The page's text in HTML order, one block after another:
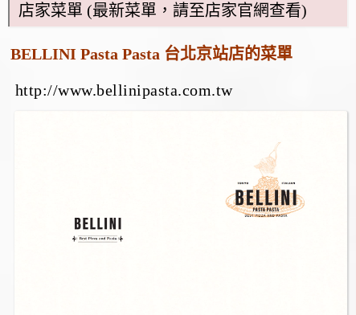
店家菜單 (最新菜單，請至店家官網查看)
BELLINI Pasta Pasta 台北京站店的菜單
http://www.bellinipasta.com.tw